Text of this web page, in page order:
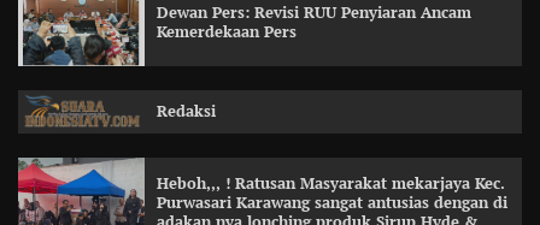
Dewan Pers: Revisi RUU Penyiaran Ancam
Kemerdekaan Pers
Redaksi
Heboh,,, ! Ratusan Masyarakat mekarjaya Kec.
Purwasari Karawang sangat antusias dengan di